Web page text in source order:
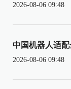
2026-08-06 09:48
中国机器人适
2026-08-06 09:48